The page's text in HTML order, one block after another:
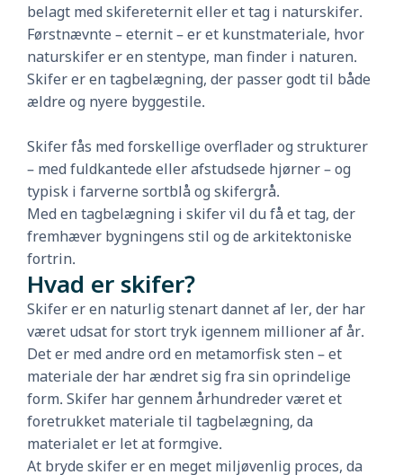
belagt med skifereternit eller et tag i naturskifer.
Førstnævnte – eternit – er et kunstmateriale, hvor
naturskifer er en stentype, man finder i naturen.
Skifer er en tagbelægning, der passer godt til både
ældre og nyere byggestile.
Skifer fås med forskellige overflader og strukturer
– med fuldkantede eller afstudsede hjørner – og
typisk i farverne sortblå og skifergrå.
Med en tagbelægning i skifer vil du få et tag, der
fremhæver bygningens stil og de arkitektoniske
fortrin.
Hvad er skifer?
Skifer er en naturlig stenart dannet af ler, der har
været udsat for stort tryk igennem millioner af år.
Det er med andre ord en metamorfisk sten – et
materiale der har ændret sig fra sin oprindelige
form. Skifer har gennem århundreder været et
foretrukket materiale til tagbelægning, da
materialet er let at formgive.
At bryde skifer er en meget miljøvenlig proces, da